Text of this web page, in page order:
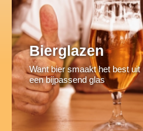
Bierglazen
Want bier smaakt het best uit
een bijpassend glas